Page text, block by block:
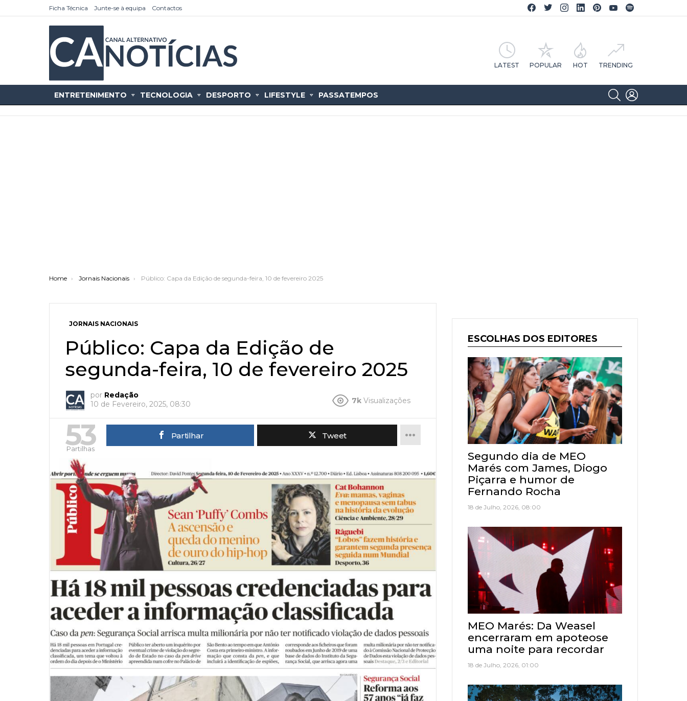
Ficha Técnica Junte-se à equipa Contactos
Facebook CA Notícias
Twitter CA Notícias
Instagram CA Notícias
Linkedin CA Notícias
Pinterest CA Notícias
YouTube CA Notícias
LATEST POPULAR HOT TRENDING
ENTRETENIMENTO TECNOLOGIA DESPORTO LIFESTYLE PASSATEMPOS
SEARCH
You are here:
Home Jornais Nacionais Público: Capa da Edição de segunda-feira, 10 de fevereiro 2025
JORNAIS NACIONAIS
Público: Capa da Edição de
segunda-feira, 10 de fevereiro 2025
por Redação
10 de Fevereiro, 2025, 08:30
7k Visualizações
53
Partilhas
Partilhar Tweet
ESCOLHAS DOS EDITORES
Segundo dia de MEO
Marés com James, Diogo
Piçarra e humor de
Fernando Rocha
18 de Julho, 2026, 08:00
MEO Marés: Da Weasel
encerraram em apoteose
uma noite para recordar
18 de Julho, 2026, 01:00